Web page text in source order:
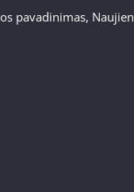
pavadinimas,